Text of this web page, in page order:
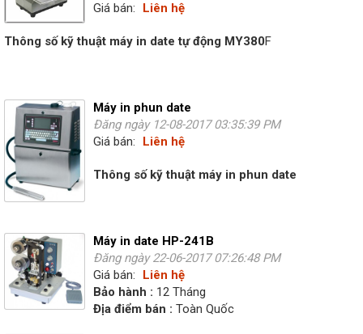
Giá bán:
Liên hệ
Thông số kỹ thuật máy in date tự động MY380F
Máy in phun date
Đăng ngày 12-08-2017 03:35:39 PM
Giá bán:
Liên hệ
Thông số kỹ thuật máy in phun date
Máy in date HP-241B
Đăng ngày 22-06-2017 07:26:48 PM
Giá bán:
Liên hệ
Bảo hành : 12 Tháng
Địa điểm bán : Toàn Quốc